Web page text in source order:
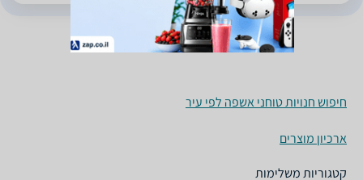
חיפוש חנויות טוחני אשפה לפי עיר
ארכיון מוצרים
קטגוריות משלימות